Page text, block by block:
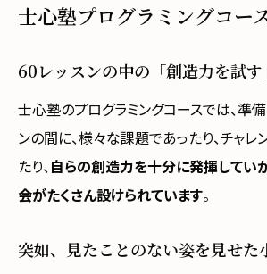
士心塾プログラミングコー
60レッスンの中の「創造力を試
士心塾のプログラミングコースでは、準
ンの間に、様々な課題であったり、チャレ
たり、 自らの創造力を十分に発揮してい
会がたくさん設けられています。
突如、見たことのない姿を見せた